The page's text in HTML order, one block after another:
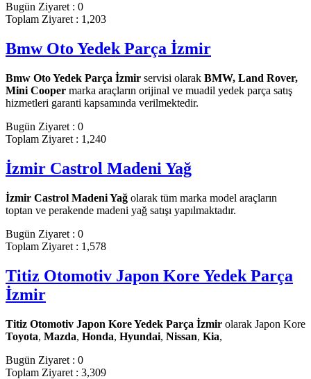
Bugün Ziyaret : 0
Toplam Ziyaret : 1,203
Bmw Oto Yedek Parça İzmir
Bmw Oto Yedek Parça İzmir servisi olarak BMW, Land Rover,
Mini Cooper marka araçların orijinal ve muadil yedek parça satış
hizmetleri garanti kapsamında verilmektedir.
Bugün Ziyaret : 0
Toplam Ziyaret : 1,240
İzmir Castrol Madeni Yağ
İzmir Castrol Madeni Yağ olarak tüm marka model araçların
toptan ve perakende madeni yağ satışı yapılmaktadır.
Bugün Ziyaret : 0
Toplam Ziyaret : 1,578
Titiz Otomotiv Japon Kore Yedek Parça
İzmir
Titiz Otomotiv Japon Kore Yedek Parça İzmir olarak Japon Kore
Toyota, Mazda, Honda, Hyundai, Nissan, Kia,
Bugün Ziyaret : 0
Toplam Ziyaret : 3,309